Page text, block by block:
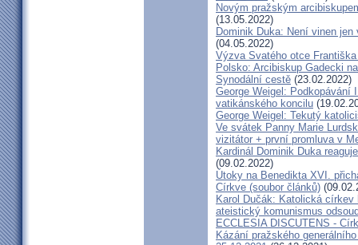
Novým pražským
(13.05.2022)
Dominik Duka: Není vinen
(04.05.2022)
Výzva Svatého otce
Polsko: Arcibiskup Gadecki
Synodální cestě (23.02.2022)
George Weigel: Podkopávání
vatikánského koncilu
George Weigel: Tekutý
Ve svátek Panny Marie
vizitátor + první promluva v
Kardinál Dominik Duka
(09.02.2022)
Útoky na Benedikta XVI.
Církve (soubor článků)
Karol Dučák: Katolická církev
ateistický komunismus
ECCLESIA DISCUTENS -
Kázání pražského